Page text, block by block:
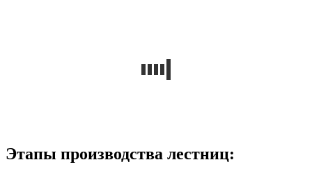
Этапы производства лестниц: